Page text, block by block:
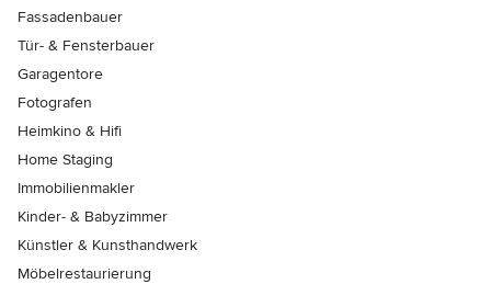
Fassadenbauer
Tür- & Fensterbauer
Garagentore
Fotografen
Heimkino & Hifi
Home Staging
Immobilienmakler
Kinder- & Babyzimmer
Künstler & Kunsthandwerk
Möbelrestaurierung